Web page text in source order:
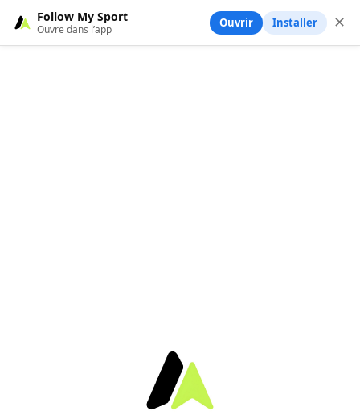
Follow My Sport
Ouvre dans l’app Ouvrir Installer ✕